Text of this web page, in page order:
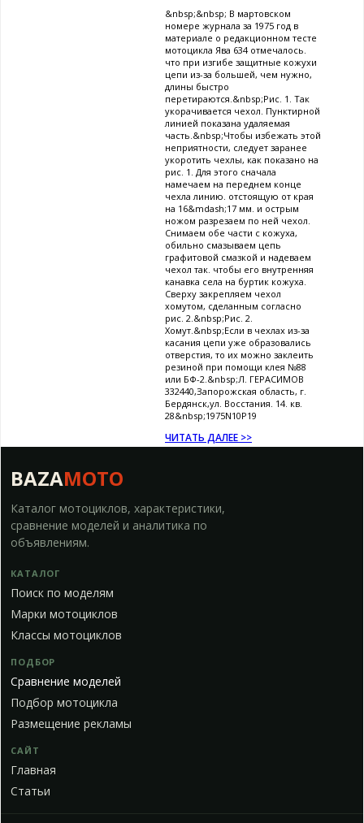
&nbsp;&nbsp; В мартовском
номере журнала за 1975 год в
материале о редакционном тесте
мотоцикла Ява 634 отмечалось.
что при изгибе защитные кожухи
цепи из-за большей, чем нужно,
длины быстро
перетираются.&nbsp;Рис. 1. Так
укорачивается чехол. Пунктирной
линией показана удаляемая
часть.&nbsp;Чтобы избежать этой
неприятности, следует заранее
укоротить чехлы, как показано на
рис. 1. Для этого сначала
намечаем на переднем конце
чехла линию. отстоящую от края
на 16&mdash;17 мм. и острым
ножом разрезаем по ней чехол.
Снимаем обе части с кожуха,
обильно смазываем цепь
графитовой смазкой и надеваем
чехол так. чтобы его внутренняя
канавка села на буртик кожуха.
Сверху закрепляем чехол
хомутом, сделанным согласно
рис. 2.&nbsp;Рис. 2.
Хомут.&nbsp;Если в чехлах из-за
касания цепи уже образовались
отверстия, то их можно заклеить
резиной при помощи клея №88
или БФ-2.&nbsp;Л. ГЕРАСИМОВ
332440,Запорожская область, г.
Бердянск,ул. Восстания. 14. кв.
28&nbsp;1975N10P19
ЧИТАТЬ ДАЛЕЕ >>
BAZAMOTO
Каталог мотоциклов, характеристики,
сравнение моделей и аналитика по
объявлениям.
КАТАЛОГ
Поиск по моделям
Марки мотоциклов
Классы мотоциклов
ПОДБОР
Сравнение моделей
Подбор мотоцикла
Размещение рекламы
САЙТ
Главная
Статьи